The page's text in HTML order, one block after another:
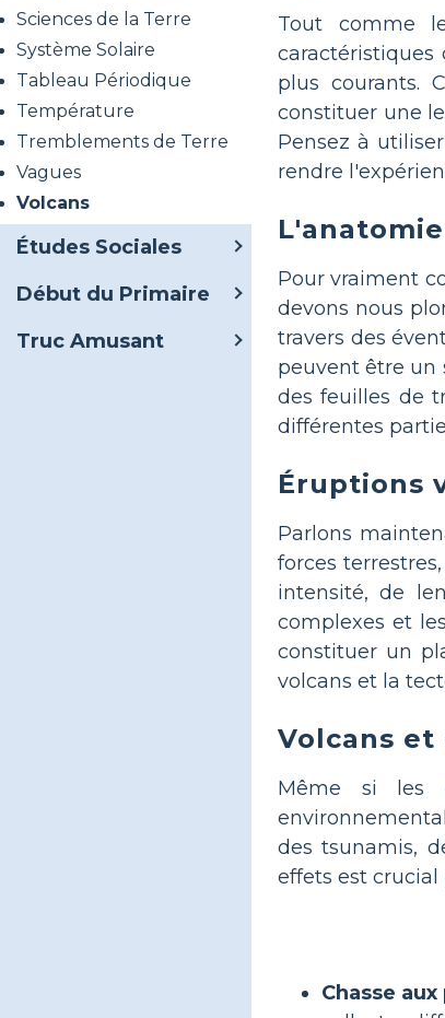
Sciences de la Terre
Système Solaire
Tableau Périodique
Température
Tremblements de Terre
Vagues
Volcans
Études Sociales
Début du Primaire
Truc Amusant
Tout comme
caractéristiques
plus courants.
constituer une
Pensez à
rendre
Pour vraiment
devons nous
travers des
peuvent être un
des feuilles de
différentes
Éruptions
Parlons
forces
intensité, de
complexes et
constituer un
volcans et la
Volcans
Même si les
des tsunamis,
effets est crucial
Chasse